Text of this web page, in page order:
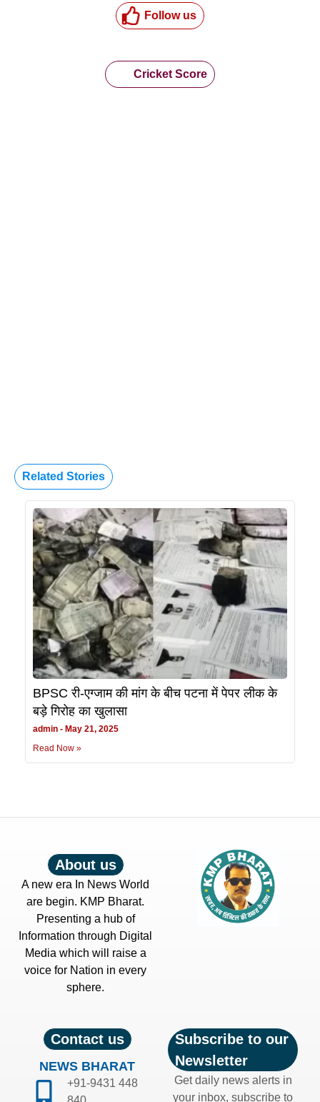
Follow us
Cricket Score
Related Stories
BPSC री-एग्जाम की मांग के बीच पटना में पेपर लीक के
बड़े गिरोह का खुलासा
admin
May 21, 2025
Read Now »
About us
A new era In News World
are begin. KMP Bharat.
Presenting a hub of
Information through Digital
Media which will raise a
voice for Nation in every
sphere.
Contact us
NEWS BHARAT
+91-9431 448
Subscribe to our
Newsletter
Get daily news alerts in
your inbox, subscribe to